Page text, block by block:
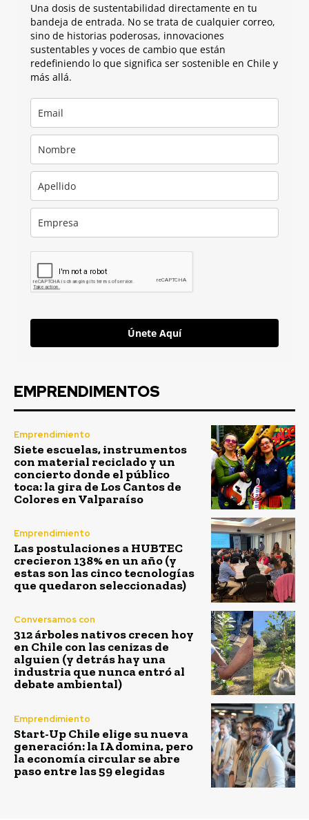
Una dosis de sustentabilidad directamente en tu
bandeja de entrada. No se trata de cualquier correo,
sino de historias poderosas, innovaciones
sustentables y voces de cambio que están
redefiniendo lo que significa ser sostenible en Chile y
más allá.
Únete Aquí
EMPRENDIMENTOS
Emprendimiento
Siete escuelas, instrumentos
con material reciclado y un
concierto donde el público
toca: la gira de Los Cantos de
Colores en Valparaíso
Emprendimiento
Las postulaciones a HUBTEC
crecieron 138% en un año (y
estas son las cinco tecnologías
que quedaron seleccionadas)
Conversamos con
312 árboles nativos crecen hoy
en Chile con las cenizas de
alguien (y detrás hay una
industria que nunca entró al
debate ambiental)
Emprendimiento
Start-Up Chile elige su nueva
generación: la IA domina, pero
la economía circular se abre
paso entre las 59 elegidas